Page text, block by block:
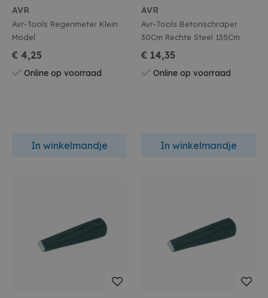
AVR
Avr-Tools Regenmeter Klein
Model
€ 4,25
Online op voorraad
In winkelmandje
AVR
Avr-Tools Betonschraper
30Cm Rechte Steel 135Cm
€ 14,35
Online op voorraad
In winkelmandje